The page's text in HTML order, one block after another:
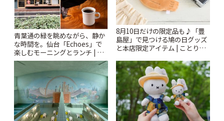
青葉通の緑を眺めながら、静か
な時間を。仙台「Echoes」で
楽しむモーニングとランチ | こ
とりっぷ
8月10日だけの限定品も♪「豊
島屋」で見つける鳩の日グッズ
と本店限定アイテム | ことりっ